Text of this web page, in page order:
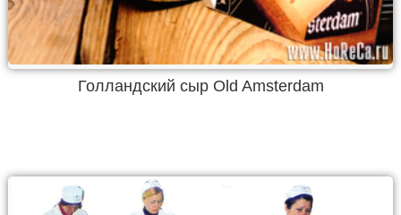
Голландский сыр Old Amsterdam